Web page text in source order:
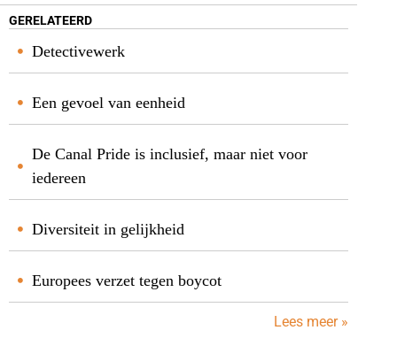
GERELATEERD
Detectivewerk
Een gevoel van eenheid
De Canal Pride is inclusief, maar niet voor
iedereen
Diversiteit in gelijkheid
Europees verzet tegen boycot
Lees meer »